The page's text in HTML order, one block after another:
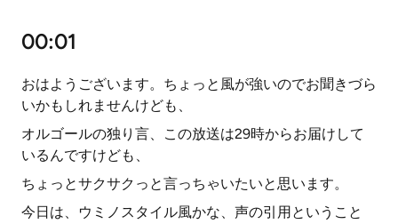
00:01
おはようございます。ちょっと風が強いのでお聞きづら
いかもしれませんけども、
オルゴールの独り言、この放送は29時からお届けして
いるんですけども、
ちょっとサクサクっと言っちゃいたいと思います。
今日は、ウミノスタイル風かな、声の引用ということ